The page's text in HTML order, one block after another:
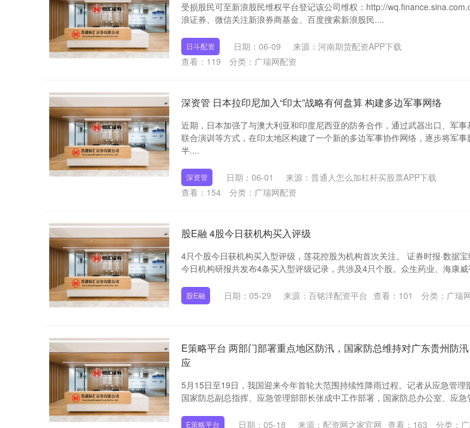
受损股民可至新浪股民维权平台登记该公司维权：http://
浪证券、微信关注新浪券商基金、百度搜索新浪股民....
日斗配资 日期：06-09
来源：河南期货配资APP下载
查看： 119 分类： 广瑞网配资
深资管 日本拉印尼加入“印太”战略有何盘算 构建多边军事网络
近期，日本加强了与澳大利亚和印度尼西亚的防务合作，通过武器出口、军事
联合演训等方式，在印太地区构建了一个新的多边军事协作网络，逐步将军事
半....
深资管 日期：06-01
来源：普通人怎么加杠杆买股票APP下载
查看： 154 分类： 广瑞网配资
股E融 4股今日获机构买入评级
4只个股今日获机构买入型评级，莲花控股为机构首次关注。 证券时报·数据宝
今日机构研报共发布4条买入型评级记录，共涉及4只个股。众生药业、海康
股E融 日期：05-29 来源：百铭洋配资平台 查看： 101 分类： 广瑞
E策略平台 两部门部署重点地区防汛，国家防总维持对广东贵州防
应
5月15日至19日，我国迎来今年首轮大范围持续性降雨过程。记者从应急管理
国家防总副总指挥、应急管理部部长张成中工作部署，国家防总办公室、应急
E策略平台 日期：05-18 来源：配资网之家官网 查看： 163 分类：